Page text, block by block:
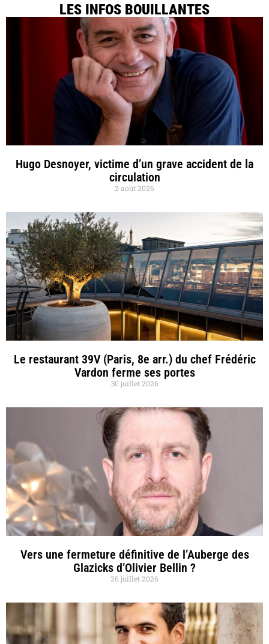
LES INFOS BOUILLANTES
Hugo Desnoyer, victime d’un grave accident de la
circulation
2 août 2026
Le restaurant 39V (Paris, 8e arr.) du chef Frédéric
Vardon ferme ses portes
30 juillet 2026
Vers une fermeture définitive de l’Auberge des
Glazicks d’Olivier Bellin ?
26 juillet 2026